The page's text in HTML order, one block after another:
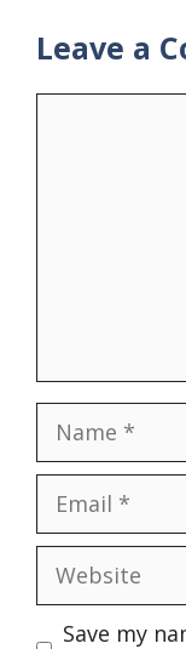
Leave a
Name
Email
Website
Save my